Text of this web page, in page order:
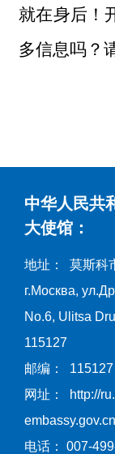
就在身后！
多信息吗？
中华人民共
大使馆：
地址： 莫斯科
г.Москва,
No.6, Ulitsa
115127
邮编： 115127
网址： http://
embassy.gov.cn
电话： 007-